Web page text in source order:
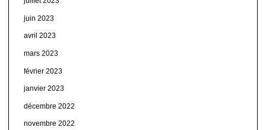
juin 2023
avril 2023
mars 2023
février 2023
janvier 2023
décembre 2022
novembre 2022